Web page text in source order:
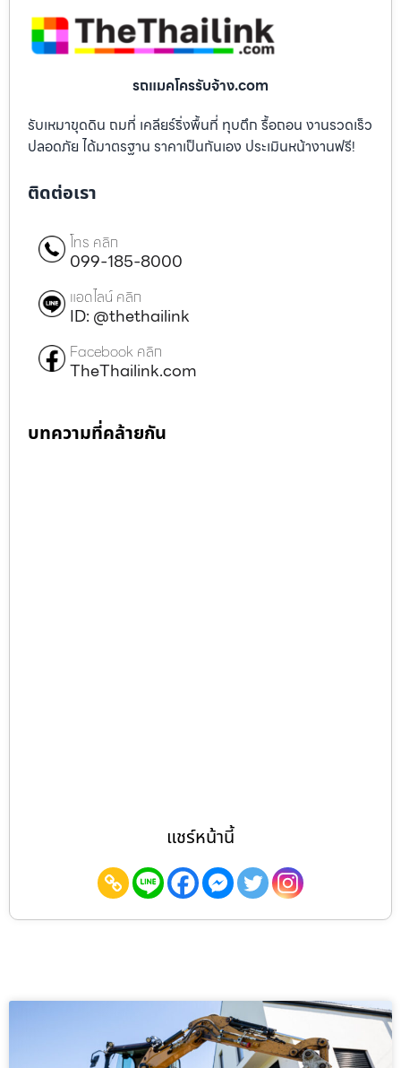
รถแมคโครรับจ้าง.com
รับเหมาขุดดิน ถมที่ เคลียร์ริ่งพื้นที่ ทุบตึก รื้อถอน งานรวดเร็ว
ปลอดภัย ได้มาตรฐาน ราคาเป็นกันเอง ประเมินหน้างานฟรี!
ติดต่อเรา
โทร คลิก
099-185-8000
แอดไลน์ คลิก
ID: @thethailink
Facebook คลิก
TheThailink.com
บทความที่คล้ายกัน
แชร์หน้านี้